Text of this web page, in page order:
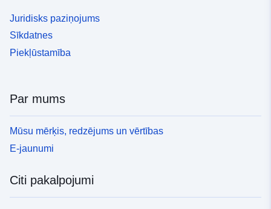
Juridisks paziņojums
Sīkdatnes
Piekļūstamība
Par mums
Mūsu mērķis, redzējums un vērtības
E-jaunumi
Citi pakalpojumi